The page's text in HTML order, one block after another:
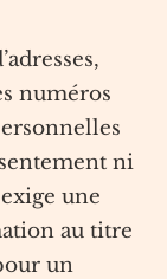
numéros
ni
une
au titre
un